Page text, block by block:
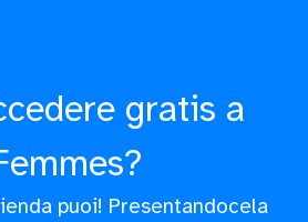
gratis a
puoi! Presentandocela